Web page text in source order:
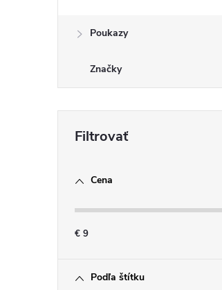
Poukazy
Značky
Cena
€ 9
Podľa štítku